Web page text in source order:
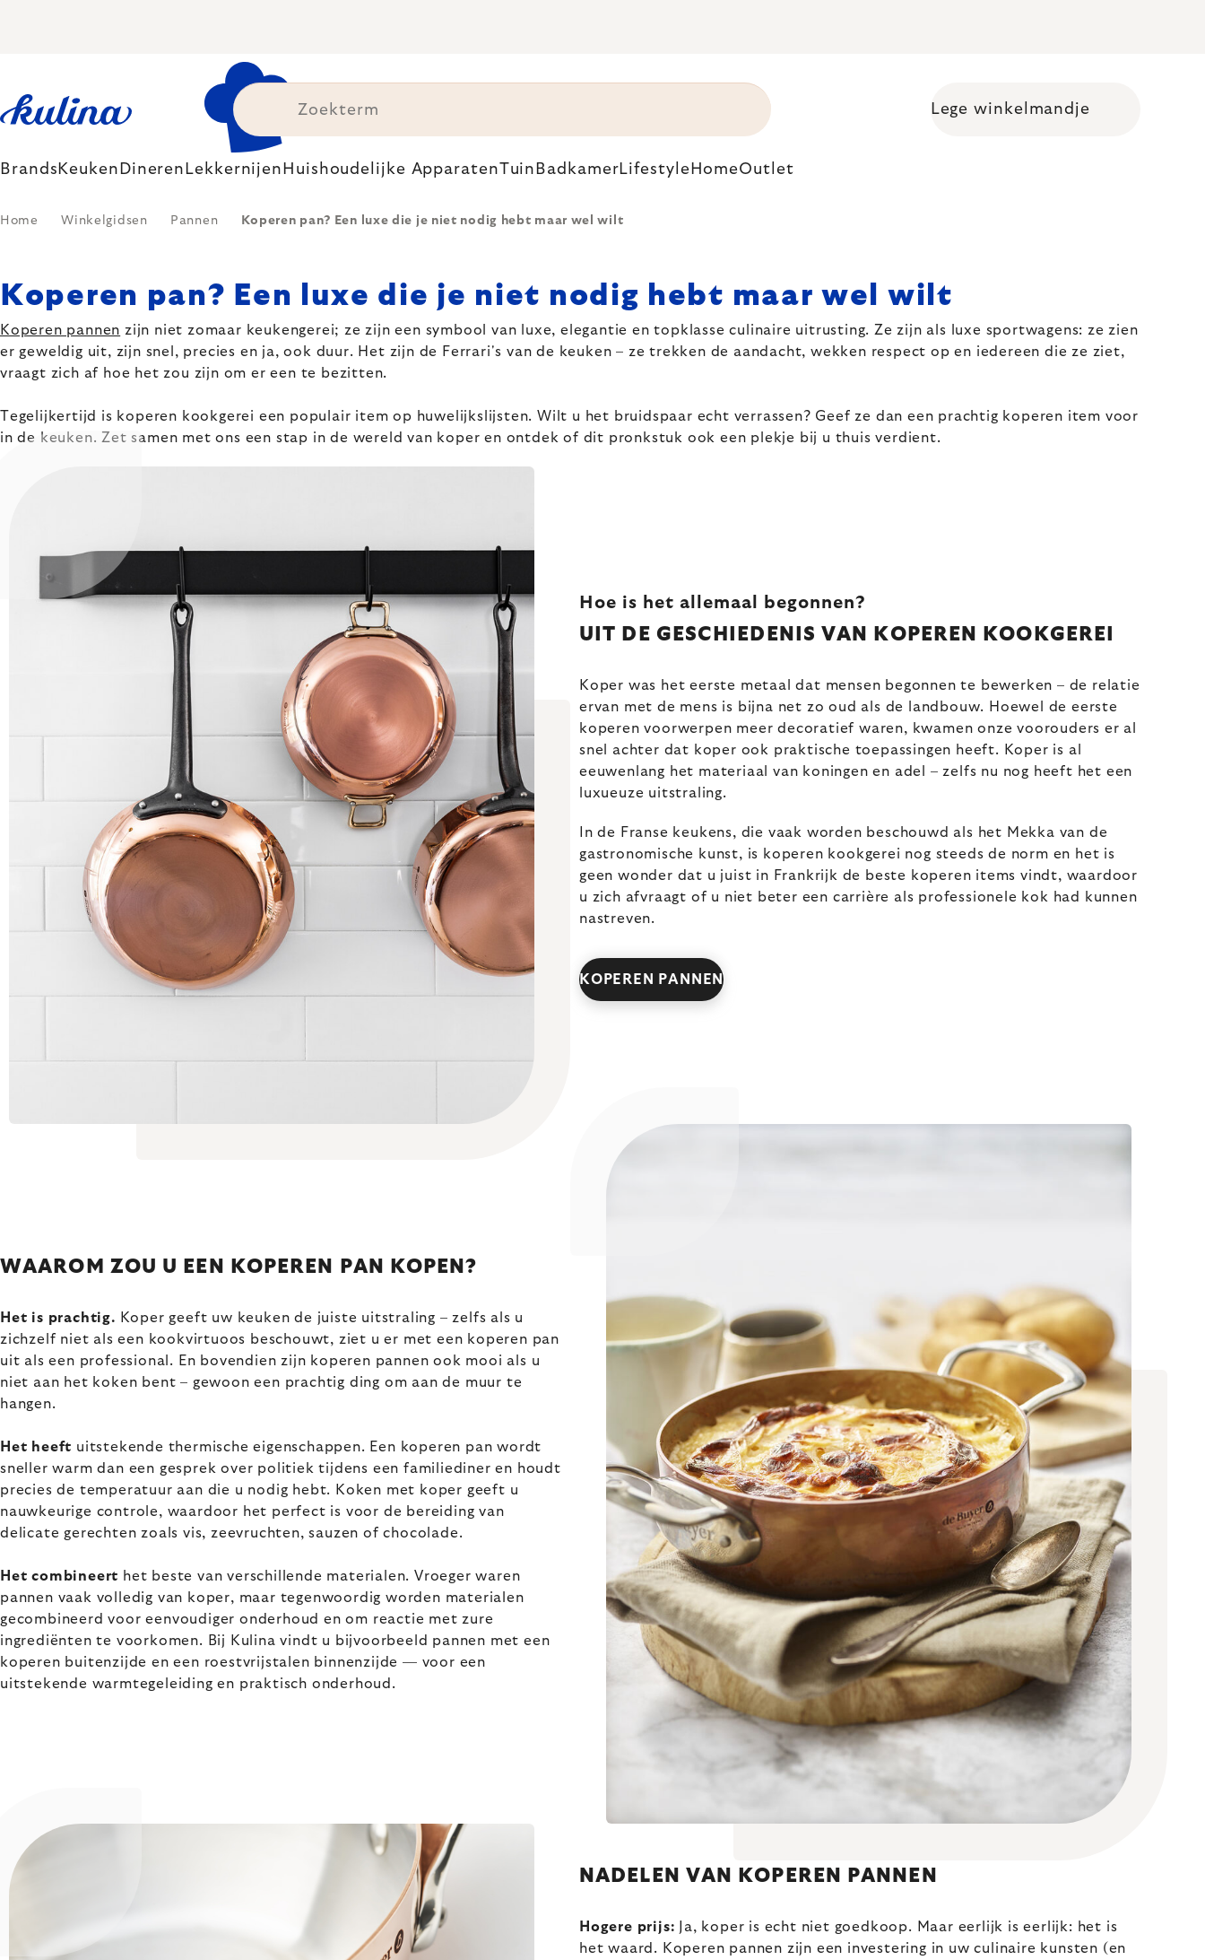
Shopping cart
Lege winkelmandje
Brands Keuken Dineren Lekkernijen Huishoudelijke ApparatenTuin BadkamerLifestyle HomeOutlet
Home Winkelgidsen Pannen Koperen pan? Een luxe die je niet nodig hebt maar wel wilt
Koperen pan? Een luxe die je niet nodig hebt maar wel wilt
Koperen pannen zijn niet zomaar keukengerei; ze zijn een symbool van luxe, elegantie en topklasse culinaire uitrusting. Ze zijn als luxe sportwagens: ze zien
er geweldig uit, zijn snel, precies en ja, ook duur. Het zijn de Ferrari's van de keuken – ze trekken de aandacht, wekken respect op en iedereen die ze ziet,
vraagt zich af hoe het zou zijn om er een te bezitten.
Tegelijkertijd is koperen kookgerei een populair item op huwelijkslijsten. Wilt u het bruidspaar echt verrassen? Geef ze dan een prachtig koperen item voor
in de keuken. Zet samen met ons een stap in de wereld van koper en ontdek of dit pronkstuk ook een plekje bij u thuis verdient.
Hoe is het allemaal begonnen?
UIT DE GESCHIEDENIS VAN KOPEREN KOOKGEREI
Koper was het eerste metaal dat mensen begonnen te bewerken – de relatie
ervan met de mens is bijna net zo oud als de landbouw. Hoewel de eerste
koperen voorwerpen meer decoratief waren, kwamen onze voorouders er al
snel achter dat koper ook praktische toepassingen heeft. Koper is al
eeuwenlang het materiaal van koningen en adel – zelfs nu nog heeft het een
luxueuze uitstraling.
In de Franse keukens, die vaak worden beschouwd als het Mekka van de
gastronomische kunst, is koperen kookgerei nog steeds de norm en het is
geen wonder dat u juist in Frankrijk de beste koperen items vindt, waardoor
u zich afvraagt of u niet beter een carrière als professionele kok had kunnen
nastreven.
KOPEREN PANNEN
WAAROM ZOU U EEN KOPEREN PAN KOPEN?
Het is prachtig. Koper geeft uw keuken de juiste uitstraling – zelfs als u
zichzelf niet als een kookvirtuoos beschouwt, ziet u er met een koperen pan
uit als een professional. En bovendien zijn koperen pannen ook mooi als u
niet aan het koken bent – gewoon een prachtig ding om aan de muur te
hangen.
Het heeft uitstekende thermische eigenschappen. Een koperen pan wordt
sneller warm dan een gesprek over politiek tijdens een familiediner en houdt
precies de temperatuur aan die u nodig hebt. Koken met koper geeft u
nauwkeurige controle, waardoor het perfect is voor de bereiding van
delicate gerechten zoals vis, zeevruchten, sauzen of chocolade.
Het combineert het beste van verschillende materialen. Vroeger waren
pannen vaak volledig van koper, maar tegenwoordig worden materialen
gecombineerd voor eenvoudiger onderhoud en om reactie met zure
ingrediënten te voorkomen. Bij Kulina vindt u bijvoorbeeld pannen met een
koperen buitenzijde en een roestvrijstalen binnenzijde — voor een
uitstekende warmtegeleiding en praktisch onderhoud.
NADELEN VAN KOPEREN PANNEN
Hogere prijs: Ja, koper is echt niet goedkoop. Maar eerlijk is eerlijk: het is
het waard. Koperen pannen zijn een investering in uw culinaire kunsten (en